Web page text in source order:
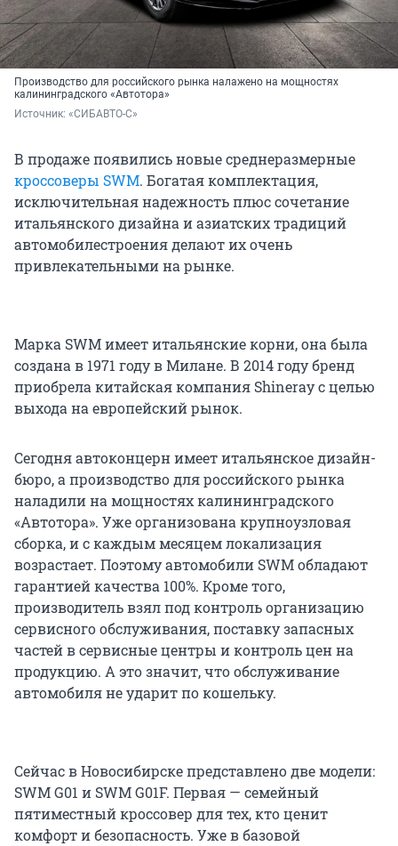
Производство для российского рынка налажено на мощностях
калининградского «Автотора»
Источник: «СИБАВТО-С»
В продаже появились новые среднеразмерные
кроссоверы SWM. Богатая комплектация,
исключительная надежность плюс сочетание
итальянского дизайна и азиатских традиций
автомобилестроения делают их очень
привлекательными на рынке.
Марка SWM имеет итальянские корни, она была
создана в 1971 году в Милане. В 2014 году бренд
приобрела китайская компания Shineray с целью
выхода на европейский рынок.
Сегодня автоконцерн имеет итальянское дизайн-
бюро, а производство для российского рынка
наладили на мощностях калининградского
«Автотора». Уже организована крупноузловая
сборка, и с каждым месяцем локализация
возрастает. Поэтому автомобили SWM обладают
гарантией качества 100%. Кроме того,
производитель взял под контроль организацию
сервисного обслуживания, поставку запасных
частей в сервисные центры и контроль цен на
продукцию. А это значит, что обслуживание
автомобиля не ударит по кошельку.
Сейчас в Новосибирске представлено две модели:
SWM G01 и SWM G01F. Первая — семейный
пятиместный кроссовер для тех, кто ценит
комфорт и безопасность. Уже в базовой